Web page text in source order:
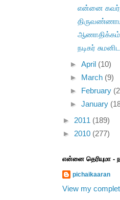
என்னை
ஆணாதிக்கம்
நடிகர்
►April (10)
►
March (9)
►
February
►January
► 2011 (189)
► 2010 (277)
என்னை தெரியுமா -
pichaikaaran
View my